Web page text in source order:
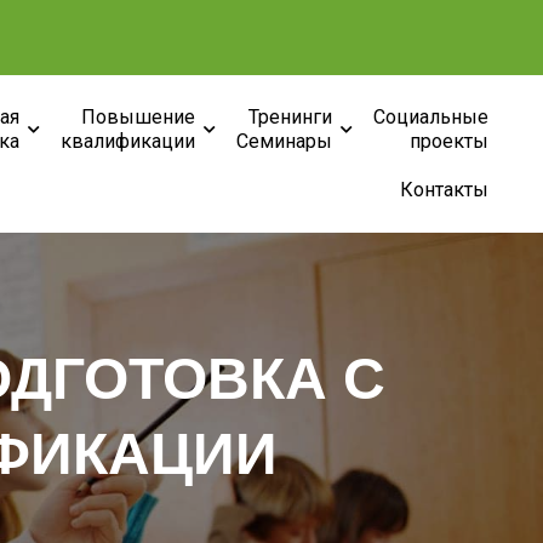
Повышение
квалификации
Тренинги
Семинары
Социальные
проекты
Контакты
С